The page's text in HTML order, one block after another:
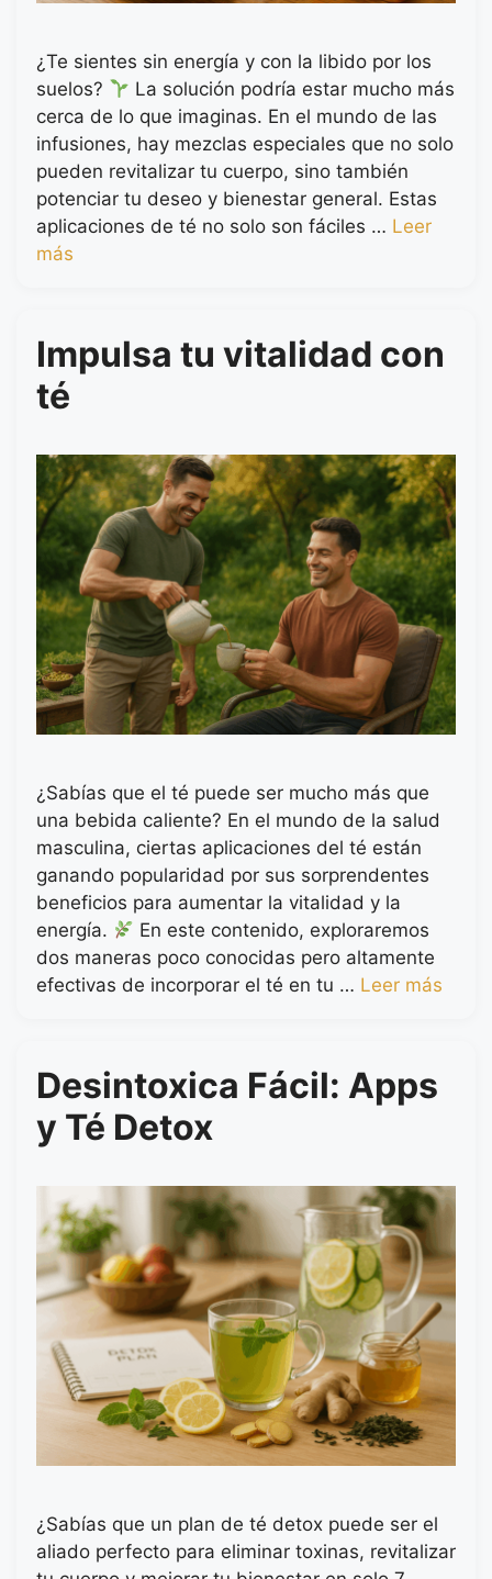
¿Te sientes sin energía y con la libido por los
suelos?
La solución podría estar mucho más
cerca de lo que imaginas. En el mundo de las
infusiones, hay mezclas especiales que no solo
pueden revitalizar tu cuerpo, sino también
potenciar tu deseo y bienestar general. Estas
aplicaciones de té no solo son fáciles … Leer
más
Impulsa tu vitalidad con
té
¿Sabías que el té puede ser mucho más que
una bebida caliente? En el mundo de la salud
masculina, ciertas aplicaciones del té están
ganando popularidad por sus sorprendentes
beneficios para aumentar la vitalidad y la
energía.
En este contenido, exploraremos
dos maneras poco conocidas pero altamente
efectivas de incorporar el té en tu … Leer más
Desintoxica Fácil: Apps
y Té Detox
¿Sabías que un plan de té detox puede ser el
aliado perfecto para eliminar toxinas, revitalizar